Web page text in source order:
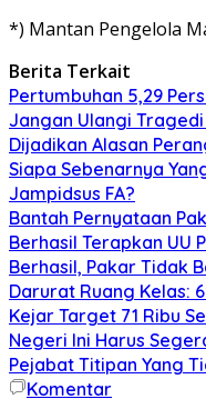
*) Mantan Pengelola
Berita Terkait
Pertumbuhan 5,29
Jangan Ulangi
Dijadikan Alasan
Siapa Sebenarnya
Jampidsus FA?
Bantah Pernyataan
Berhasil Terapkan UU
Berhasil, Pakar Tidak
Darurat Ruang Kelas:
Kejar Target 71 Ribu
Negeri Ini Harus
Pejabat Titipan Yang
Komentar